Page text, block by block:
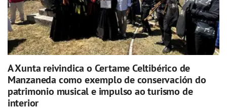
A Xunta reivindica o Certame Celtibérico de
Manzaneda como exemplo de conservación do
patrimonio musical e impulso ao turismo de
interior